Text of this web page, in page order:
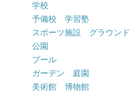
学校
予備校 学習塾
スポーツ施設 グラウンド
公園
プール
ガーデン 庭園
美術館 博物館